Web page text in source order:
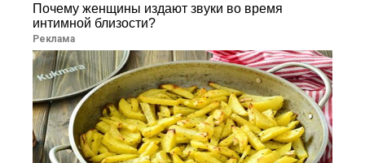
Почему женщины издают звуки во время
интимной близости?
Реклама